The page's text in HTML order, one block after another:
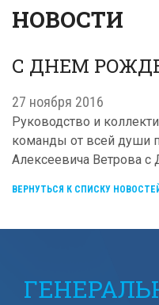
НОВОСТИ
С ДНЕМ
27 ноября 2016
Руководство и
команды от всей души
Алексеевича Ветрова
ВЕРНУТЬСЯ К СПИСКУ